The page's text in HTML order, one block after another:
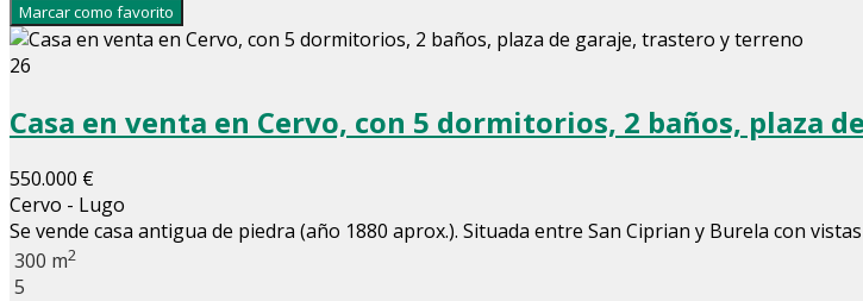
Marcar como favorito
26
Casa en venta en Cervo, con 5 dormitorios, 2 baños, plaza
550.000 €
Cervo - Lugo
Se vende casa antigua de piedra (año 1880 aprox.). Situada entre San Ciprian y Burela con
300 m2
5